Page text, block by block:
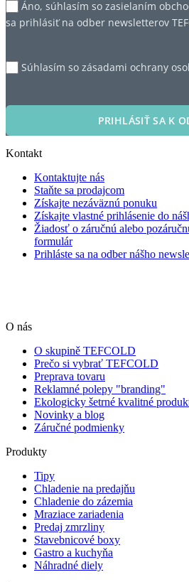
Áno, súhlasím so zasielaním
sa prihlásiť na odber newsletterov
Súhlasím so zásadami ochrany
PRIHLÁSIŤ SA K
Kontakt
Kontaktujte nás
Staňte sa prodajcom
Získajte nezáväznú ponuku
Získajte vlastné prihlásenie do
Žiadosť o záručnú alebo
formulár
Prihláste sa na odber nášho
O nás
O skupině TEFCOLD
Prečo si vybrať TEFCOLD
Preprava tovaru
Reklamné polepy "branding"
Ekologicky šetrné kvalitné
Novinky a blog
Záručné podmienky
Produkty
Tipy
Chladenie na predajňu
Chladenie do zázemia
Mraziace zariadenia
Predaj zmrzliny
Stavebnicové boxy
Gastro a kuchyňa
Náhradné diely